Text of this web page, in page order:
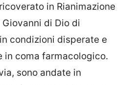
in Rianimazione
Giovanni di Dio di
condizioni disperate e
in coma farmacologico.
sono andate in